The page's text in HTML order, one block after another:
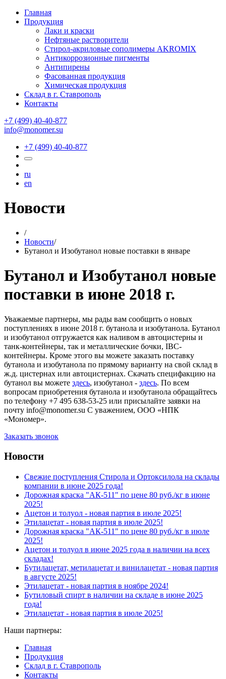
Главная
Продукция
Лаки и краски
Нефтяные растворители
Стирол-акриловые сополимеры AKROMIX
Антикоррозионные пигменты
Антипирены
Фасованная продукция
Химическая продукция
Склад в г. Ставрополь
Контакты
+7 (499) 40-40-877
info@monomer.su
+7 (499) 40-40-877
ru
en
Новости
/
Новости/
Бутанол и Изобутанол новые поставки в январе
Бутанол и Изобутанол новые
поставки в июне 2018 г.
Уважаемые партнеры, мы рады вам сообщить о новых
поступлениях в июне 2018 г. бутанола и изобутанола. Бутанол
и изобутанол отгружается как наливом в автоцистерны и
танк-контейнеры, так и металлические бочки, IBC-
контейнеры. Кроме этого вы можете заказать поставку
бутанола и изобутанола по прямому варианту на свой склад в
ж.д. цистернах или автоцистернах. Скачать специфакцию на
бутанол вы можете здесь, изобутанол - здесь. По всем
вопросам приобретения бутанола и изобутанола обращайтесь
по телефону +7 495 638-53-25 или присылайте заявки на
почту info@monomer.su С уважением, ООО «НПК
«Мономер».
Заказать звонок
Новости
Свежие поступления Стирола и Ортоксилола на склады
компании в июне 2025 года!
Дорожная краска "АК-511" по цене 80 руб./кг в июне
2025!
Ацетон и толуол - новая партия в июле 2025!
Этилацетат - новая партия в июле 2025!
Дорожная краска "АК-511" по цене 80 руб./кг в июле
2025!
Ацетон и толуол в июне 2025 года в наличии на всех
складах!
Бутилацетат, метилацетат и винилацетат - новая партия
в августе 2025!
Этилацетат - новая партия в ноябре 2024!
Бутиловый спирт в наличии на складе в июне 2025
года!
Этилацетат - новая партия в июле 2025!
Наши партнеры:
Главная
Продукция
Склад в г. Ставрополь
Контакты